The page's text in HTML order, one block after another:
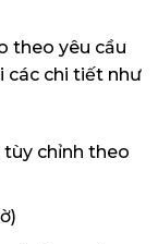
theo yêu cầu
các chi tiết như
tùy chỉnh theo